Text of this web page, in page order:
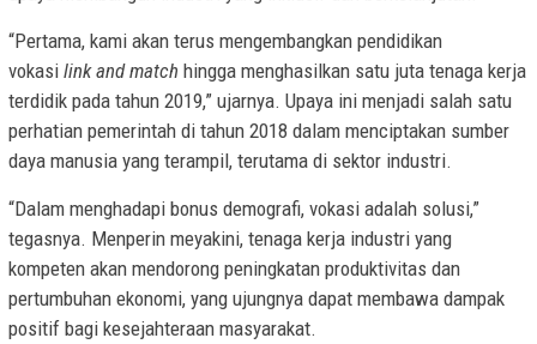
“Pertama, kami akan terus mengembangkan pendidikan
vokasi link and match hingga menghasilkan satu juta tenaga kerja
terdidik pada tahun 2019,” ujarnya. Upaya ini menjadi salah satu
perhatian pemerintah di tahun 2018 dalam menciptakan sumber
daya manusia yang terampil, terutama di sektor industri.
“Dalam menghadapi bonus demografi, vokasi adalah solusi,”
tegasnya. Menperin meyakini, tenaga kerja industri yang
kompeten akan mendorong peningkatan produktivitas dan
pertumbuhan ekonomi, yang ujungnya dapat membawa dampak
positif bagi kesejahteraan masyarakat.